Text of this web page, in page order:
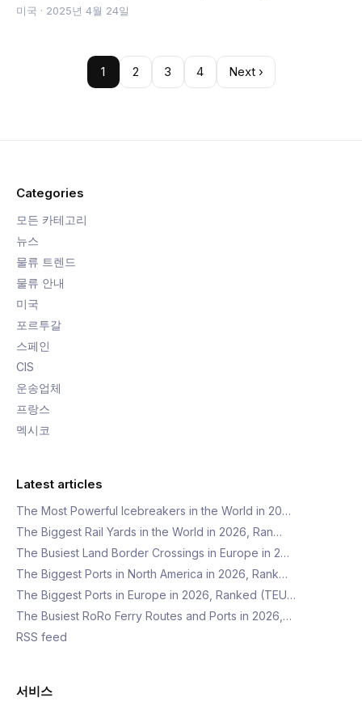
tighten…
미국 · 2025년 4월 24일
1 2 3 4 Next ›
Categories
모든 카테고리
뉴스
물류 트렌드
물류 안내
미국
포르투갈
스페인
CIS
운송업체
프랑스
멕시코
Latest articles
The Most Powerful Icebreakers in the World in 20…
The Biggest Rail Yards in the World in 2026, Ran…
The Busiest Land Border Crossings in Europe in 2…
The Biggest Ports in North America in 2026, Rank…
The Biggest Ports in Europe in 2026, Ranked (TEU…
The Busiest RoRo Ferry Routes and Ports in 2026,…
RSS feed
서비스